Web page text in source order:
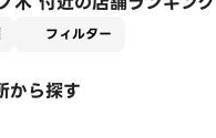
フィルター
から探す